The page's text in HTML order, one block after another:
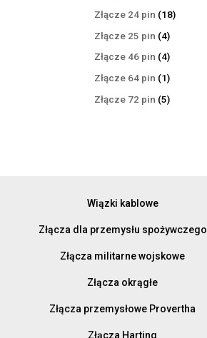
produkty
Złącze 24 pin 1818
Złącze 25 pin 44
produkty
Złącze 46 pin 44
produkty
Złącze 64 pin 11
produkt
Złącze 72 pin 55
Wiązki kablowe
Złącza dla przemysłu spożywczego
Złącza militarne wojskowe
Złącza okrągłe
Złącza przemysłowe Provertha
Złącza Harting